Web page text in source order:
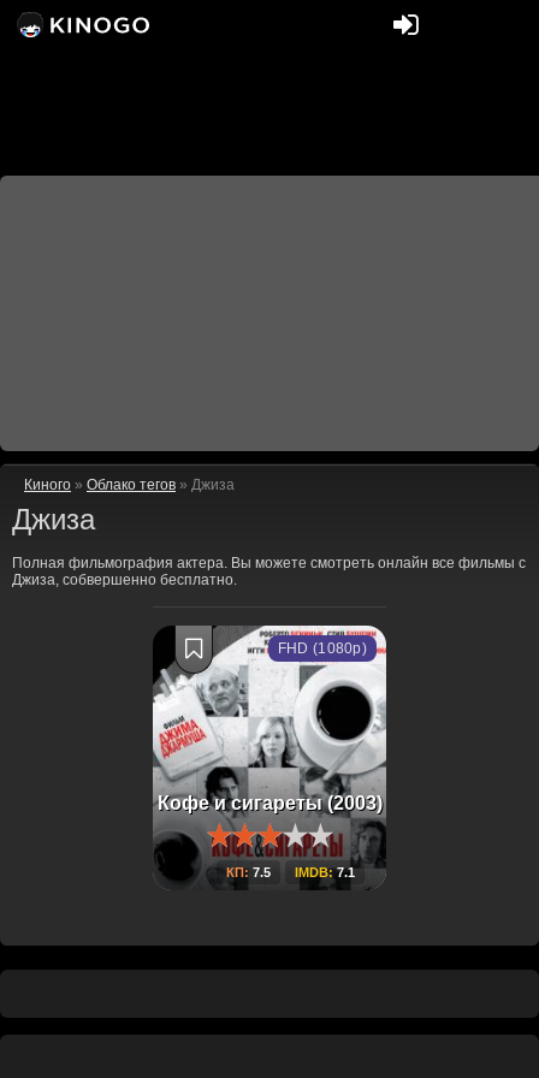
Киного » Облако тегов » Джиза
Джиза
Полная фильмография актера. Вы можете смотреть онлайн все фильмы с
Джиза, собвершенно бесплатно.
Кофе и сигареты (2003)
КП: 7.5 IMDB:7.1
FHD (1080p)